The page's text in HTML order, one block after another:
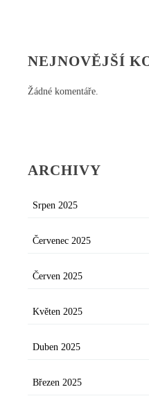
NEJNOVĚJŠÍ
Žádné komentáře.
ARCHIVY
Srpen 2025
Červenec 2025
Červen 2025
Květen 2025
Duben 2025
Březen 2025